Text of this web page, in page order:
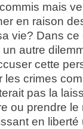
mais
en raison
vie? Dans ce
autre
cette
crimes
pas la
ou prendre
en